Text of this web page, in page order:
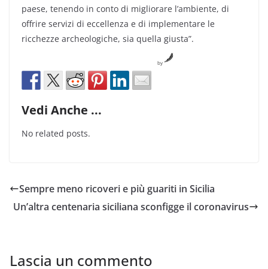
paese, tenendo in conto di migliorare l’ambiente, di
offrire servizi di eccellenza e di implementare le
ricchezze archeologiche, sia quella giusta”.
by
Vedi Anche ...
No related posts.
Sempre meno ricoveri e più guariti in Sicilia
Un’altra centenaria siciliana sconfigge il coronavirus
Lascia un commento